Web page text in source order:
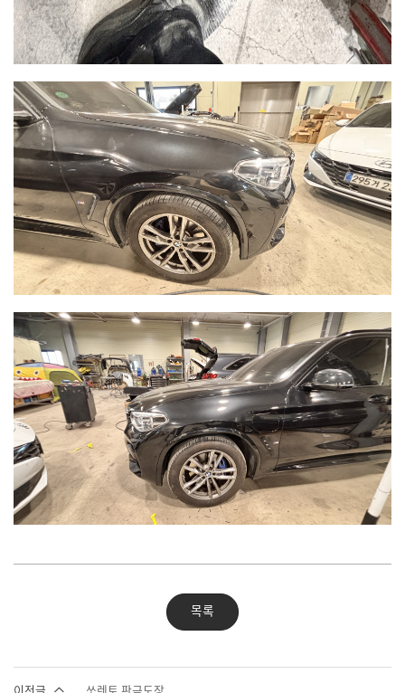
목록